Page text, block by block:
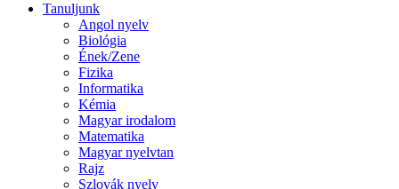
Tanuljunk
Angol nyelv
Biológia
Ének/Zene
Fizika
Informatika
Kémia
Magyar irodalom
Matematika
Magyar nyelvtan
Rajz
Szlovák nyelv